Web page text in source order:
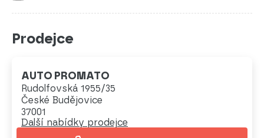
Prodejce
AUTO PROMATO
Rudolfovská 1955/35
České Budějovice
37001
Další nabídky prodejce